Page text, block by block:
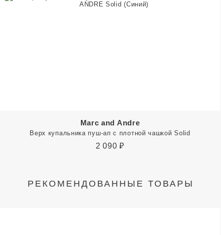
Marc and Andre
Верх купальника пуш-ап с плотной чашкой Solid
2 090 ₽
РЕКОМЕНДОВАННЫЕ ТОВАРЫ